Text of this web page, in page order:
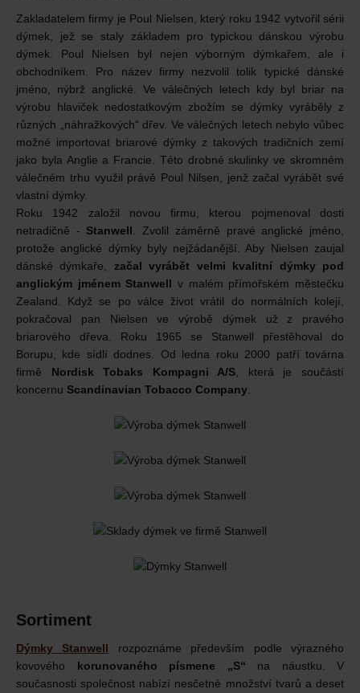
Zakladatelem firmy je Poul Nielsen, který roku 1942 vytvořil sérii
dýmek, jež se staly základem pro typickou dánskou výrobu
dýmek. Poul Nielsen byl nejen výborným dýmkařem, ale i
obchodníkem. Pro název firmy nezvolil tolik typické dánské
jméno, nýbrž anglické. Ve válečných letech kdy byl briar na
výrobu hlaviček nedostatkovým zbožím se dýmky vyráběly z
různých „náhražkových“ dřev. Ve válečných letech nebylo vůbec
možné importovat briarové dýmky z takových tradičních zemí
jako byla Anglie a Francie. Této drobné skulinky ve skromném
válečném trhu využil právě Poul Nilsen, jenž začal vyrábět své
vlastní dýmky.
Roku 1942 založil novou firmu, kterou pojmenoval dosti
netradičně - Stanwell . Zvolil záměrně pravé anglické jméno,
protože anglické dýmky byly nejžádanější. Aby Nielsen zaujal
dánské dýmkaře, začal vyrábět velmi kvalitní dýmky pod
anglickým jménem Stanwell v malém přímořském městečku
Zealand. Když se po válce život vrátil do normálních kolejí,
pokračoval pan Nielsen ve výrobě dýmek už z pravého
briarového dřeva. Roku 1965 se Stanwell přestěhoval do
Borupu, kde sídlí dodnes. Od ledna roku 2000 patří továrna
firmě Nordisk Tobaks Kompagni A/S , která je součástí
koncernu Scandinavian Tobacco Company
Sortiment
Dýmky Stanwell rozpoznáme především podle výrazného
kovového korunovaného písmene „S“ na náustku. V
současnosti společnost nabízí nesčetné množství tvarů a deset